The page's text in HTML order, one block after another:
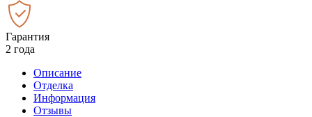
Гарантия
2 года
Описание
Отделка
Информация
Отзывы